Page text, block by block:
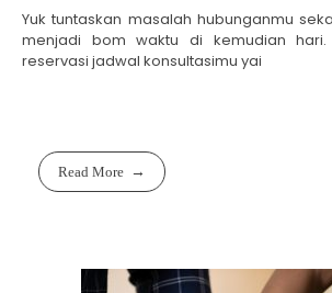
Yuk tuntaskan masalah hubunganmu
menjadi bom waktu di kemudian
reservasi jadwal konsultasimu yai
Read More